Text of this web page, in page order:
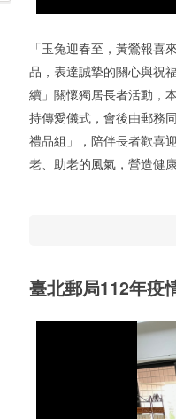
「玉兔迎春至，黃鶯報
品，表達誠摯的關心與祝
續」關懷獨居長者活動，
持傳愛儀式，會後由郵務
禮品組」，陪伴長者歡喜
老、助老的風氣，營造健
臺北郵局112年疫